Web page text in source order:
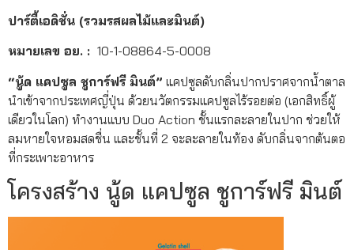
ปาร์ตี้เอดิชั่น (รวมรสผลไม้และมินต์)
หมายเลข อย. : 10-1-08864-5-0008
“นู้ด แคปซูล ชูการ์ฟรี มินต์” แคปซูลดับกลิ่นปากปราศจากน้ำตาล
นำเข้าจากประเทศญี่ปุ่น ด้วยนวัตกรรมแคปซูลไร้รอยต่อ (เอกสิทธิ์ผู้
เดียวในโลก) ทำงานแบบ Duo Action ชั้นแรกละลายในปาก ช่วยให้
ลมหายใจหอมสดชื่น และชั้นที่ 2 จะละลายในท้อง ดับกลิ่นจากต้นตอ
ที่กระเพาะอาหาร
โครงสร้าง นู้ด แคปซูล ชูการ์ฟรี มินต์